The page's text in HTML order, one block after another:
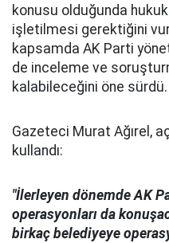
konusu olduğunda
işletilmesi gerektiğini
kapsamda AK Parti
de inceleme ve
kalabileceğini öne sürdü.
Gazeteci Murat Ağırel,
kullandı:
"İlerleyen dönemde AK
operasyonları da
birkaç belediyeye